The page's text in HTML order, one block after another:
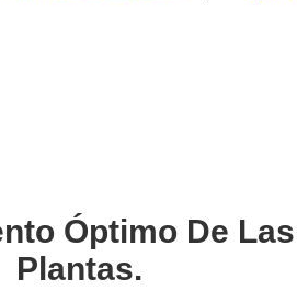
Óptimo De Las
Plantas.